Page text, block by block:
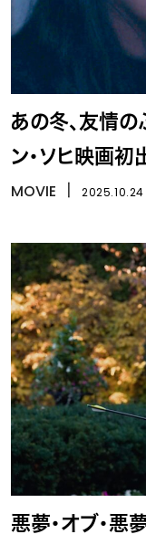
あの冬、友情
ン・ソヒ映画初
MOVIE 2025.10.24
悪夢・オブ・悪